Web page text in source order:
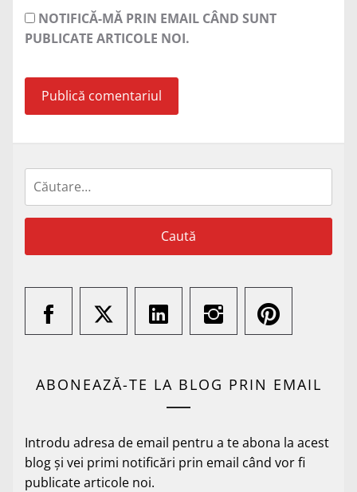
NOTIFICĂ-MĂ PRIN EMAIL CÂND SUNT
PUBLICATE ARTICOLE NOI.
după:
ABONEAZĂ-TE LA BLOG PRIN EMAIL
Introdu adresa de email pentru a te abona la acest
blog și vei primi notificări prin email când vor fi
publicate articole noi.